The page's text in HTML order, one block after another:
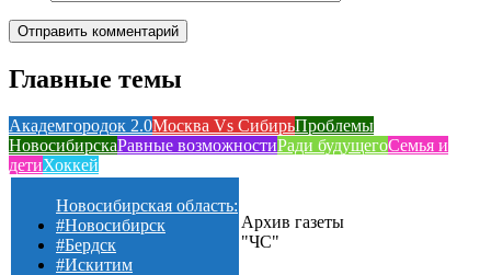
Главные темы
Академгородок 2.0Москва Vs СибирьПроблемы
НовосибирскаРавные возможностиРади будущегоСемья и
детиХоккей
Новосибирская область:
#Новосибирск
#Бердск
#Искитим
Архив газеты
"ЧС"